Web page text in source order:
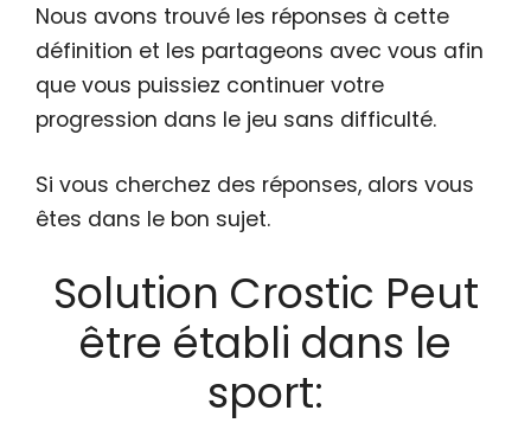
Nous avons trouvé les réponses à cette
définition et les partageons avec vous afin
que vous puissiez continuer votre
progression dans le jeu sans difficulté.
Si vous cherchez des réponses, alors vous
êtes dans le bon sujet.
Solution Crostic Peut
être établi dans le
sport: